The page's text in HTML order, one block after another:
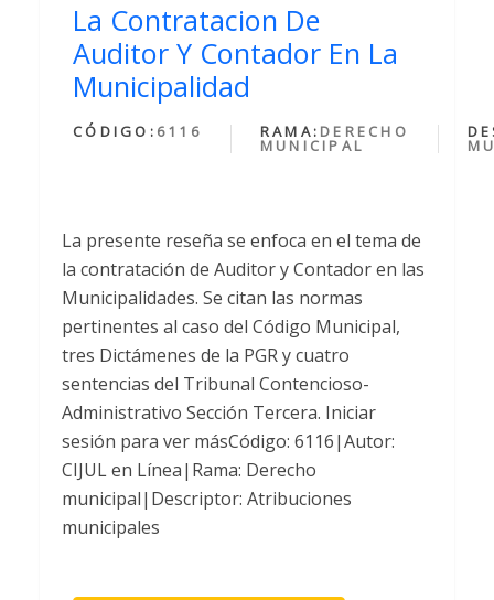
La Contratacion De
Auditor Y Contador En La
Municipalidad
CÓDIGO: 6116 RAMA: DERECHO
MUNICIPAL
La presente reseña se enfoca en el tema de
la contratación de Auditor y Contador en las
Municipalidades. Se citan las normas
pertinentes al caso del Código Municipal,
tres Dictámenes de la PGR y cuatro
sentencias del Tribunal Contencioso-
Administrativo Sección Tercera. Iniciar
sesión para ver másCódigo: 6116|Autor:
CIJUL en Línea|Rama: Derecho
municipal|Descriptor: Atribuciones
municipales